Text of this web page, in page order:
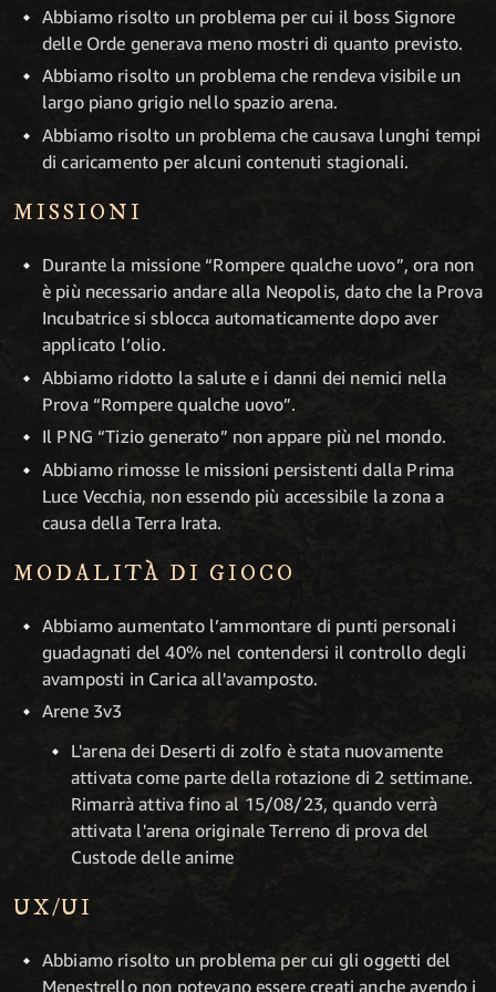
Abbiamo risolto un problema per cui il boss Signore
delle Orde generava meno mostri di quanto previsto.
Abbiamo risolto un problema che rendeva visibile un
largo piano grigio nello spazio arena.
Abbiamo risolto un problema che causava lunghi tempi
di caricamento per alcuni contenuti stagionali.
MISSIONI
Durante la missione “Rompere qualche uovo”, ora non
è più necessario andare alla Neopolis, dato che la Prova
Incubatrice si sblocca automaticamente dopo aver
applicato l’olio.
Abbiamo ridotto la salute e i danni dei nemici nella
Prova “Rompere qualche uovo”.
Il PNG “Tizio generato” non appare più nel mondo.
Abbiamo rimosse le missioni persistenti dalla Prima
Luce Vecchia, non essendo più accessibile la zona a
causa della Terra Irata.
MODALITÀ DI GIOCO
Abbiamo aumentato l’ammontare di punti personali
guadagnati del 40% nel contendersi il controllo degli
avamposti in Carica all'avamposto.
Arene 3v3
L'arena dei Deserti di zolfo è stata nuovamente
attivata come parte della rotazione di 2 settimane.
Rimarrà attiva fino al 15/08/23, quando verrà
attivata l'arena originale Terreno di prova del
Custode delle anime
UX/UI
Abbiamo risolto un problema per cui gli oggetti del
Menestrello non potevano essere creati anche avendo i